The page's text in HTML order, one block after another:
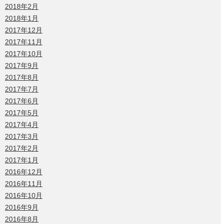
2018年2月
2018年1月
2017年12月
2017年11月
2017年10月
2017年9月
2017年8月
2017年7月
2017年6月
2017年5月
2017年4月
2017年3月
2017年2月
2017年1月
2016年12月
2016年11月
2016年10月
2016年9月
2016年8月